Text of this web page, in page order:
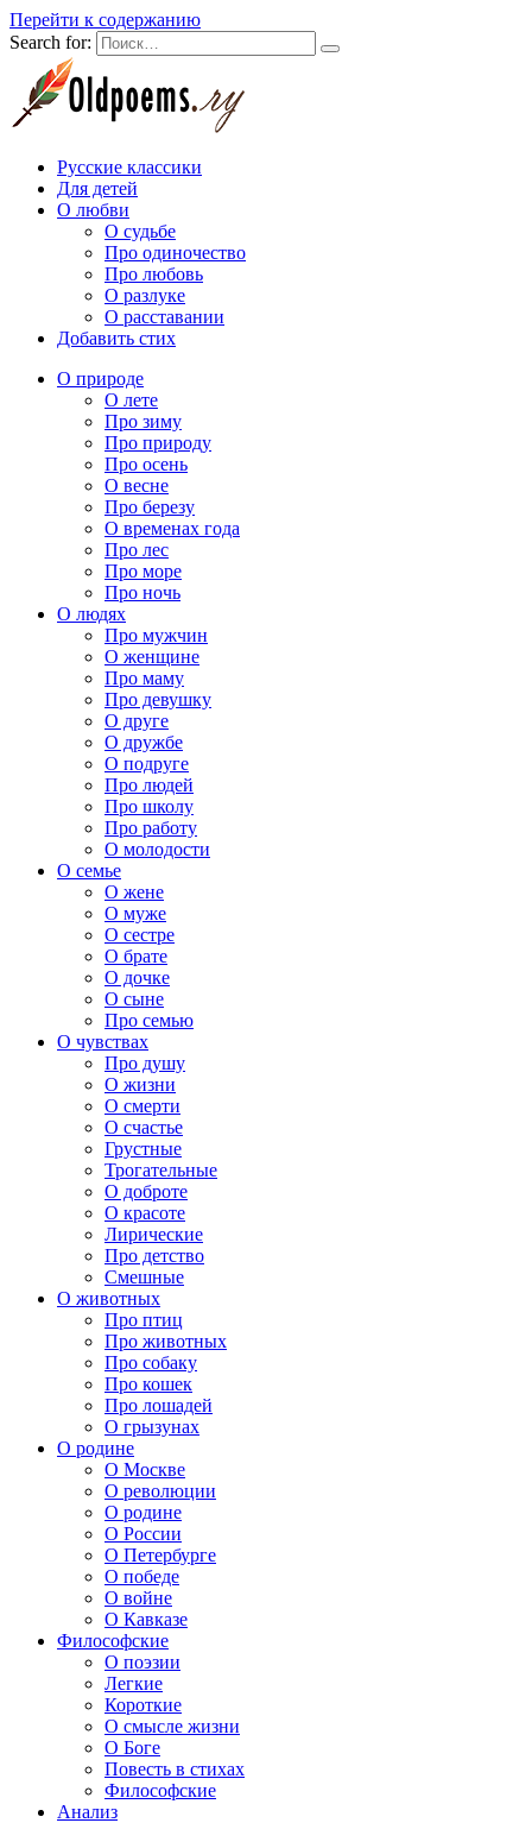
Перейти к содержанию
Search for:
Русские классики
Для детей
О любви
О судьбе
Про одиночество
Про любовь
О разлуке
О расставании
Добавить стих
О природе
О лете
Про зиму
Про природу
Про осень
О весне
Про березу
О временах года
Про лес
Про море
Про ночь
О людях
Про мужчин
О женщине
Про маму
Про девушку
О друге
О дружбе
О подруге
Про людей
Про школу
Про работу
О молодости
О семье
О жене
О муже
О сестре
О брате
О дочке
О сыне
Про семью
О чувствах
Про душу
О жизни
О смерти
О счастье
Грустные
Трогательные
О доброте
О красоте
Лирические
Про детство
Смешные
О животных
Про птиц
Про животных
Про собаку
Про кошек
Про лошадей
О грызунах
О родине
О Москве
О революции
О родине
О России
О Петербурге
О победе
О войне
О Кавказе
Философские
О поэзии
Легкие
Короткие
О смысле жизни
О Боге
Повесть в стихах
Философские
Анализ